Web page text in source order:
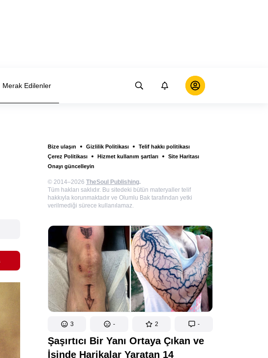
Merak Edilenler
Bize ulaşın Gizlilik Politikası
Telif hakkı politikası
Çerez Politikası
Hizmet kullanım şartları
Site Haritası
Onayı güncelleyin
© 2014–2026 TheSoul Publishing.
Tüm hakları saklıdır. Bu sitedeki bütün materyaller telif
hakkıyla korunmaktadır ve Olumlu Bak tarafından yetki
verilmediği sürece kullanılamaz.
3 - 2 -
Şaşırtıcı Bir Yanı Ortaya Çıkan ve
İşinde Harikalar Yaratan 14